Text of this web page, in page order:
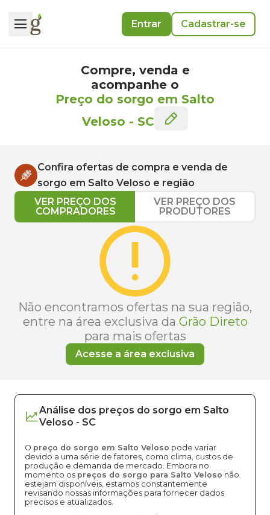
Entrar Cadastrar-se
Compre, venda e
acompanhe o
Preço do sorgo em Salto
Veloso - SC
Confira ofertas de compra e venda de
sorgo em Salto Veloso e região
VER PREÇO DOS
COMPRADORES
VER PREÇO DOS
PRODUTORES
Não encontramos ofertas na sua região,
entre na área exclusiva da Grão Direto
para mais ofertas
Acesse a área exclusiva
Análise dos preços do sorgo em Salto
Veloso - SC
O preço do sorgo em Salto Veloso pode variar
devido a uma série de fatores, como clima, custos de
produção e demanda de mercado. Embora no
momento os preços do sorgo para Salto Veloso não
estejam disponíveis, estamos constantemente
revisando nossas informações para fornecer dados
precisos e atualizados.